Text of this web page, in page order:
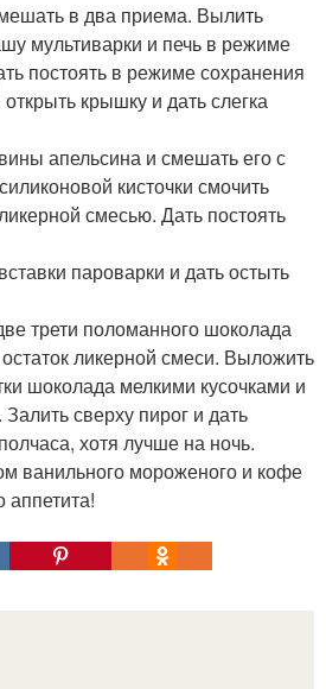
в два приема. Вылить
мультиварки и печь в режиме
постоять в режиме сохранения
крышку и дать слегка
апельсина и смешать его с
кисточки смочить
смесью. Дать постоять
пароварки и дать остыть
трети поломанного шоколада
ликерной смеси. Выложить
шоколада мелкими кусочками и
сверху пирог и дать
хотя лучше на ночь.
ванильного мороженого и кофе
аппетита!